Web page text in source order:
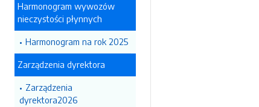
Harmonogram wywozów
nieczystości płynnych
Harmonogram na rok 2025
Zarządzenia dyrektora
Zarządzenia
dyrektora2026